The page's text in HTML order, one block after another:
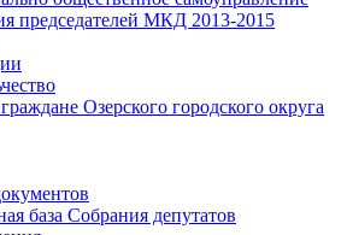
председателей МКД 2013-2015
Озерского городского округа
база Собрания депутатов